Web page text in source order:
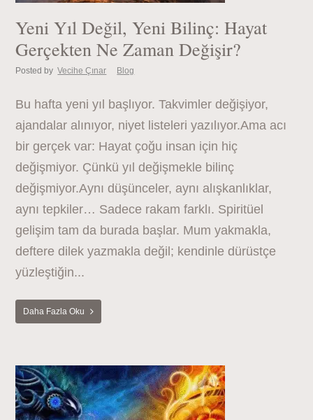
Yeni Yıl Değil, Yeni Bilinç: Hayat
Gerçekten Ne Zaman Değişir?
Posted by Vecihe Çınar Blog
Bu hafta yeni yıl başlıyor. Takvimler değişiyor,
ajandalar alınıyor, niyet listeleri yazılıyor.Ama acı
bir gerçek var: Hayat çoğu insan için hiç
değişmiyor. Çünkü yıl değişmekle bilinç
değişmiyor.Aynı düşünceler, aynı alışkanlıklar,
aynı tepkiler… Sadece rakam farklı. Spiritüel
gelişim tam da burada başlar. Mum yakmakla,
deftere dilek yazmakla değil; kendinle dürüstçe
yüzleştiğin...
Daha Fazla Oku